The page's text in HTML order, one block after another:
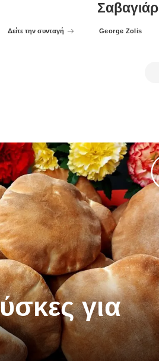
Δείτε την συνταγή
Σαβαγιάρ
Posted
George Zolis
για